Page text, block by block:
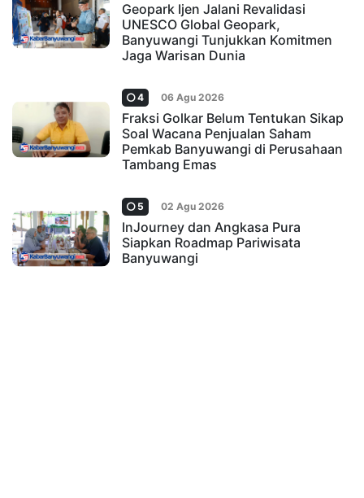
Geopark Ijen Jalani Revalidasi
UNESCO Global Geopark,
Banyuwangi Tunjukkan Komitmen
Jaga Warisan Dunia
4 06 Agu 2026
Fraksi Golkar Belum Tentukan Sikap
Soal Wacana Penjualan Saham
Pemkab Banyuwangi di Perusahaan
Tambang Emas
5 02 Agu 2026
InJourney dan Angkasa Pura
Siapkan Roadmap Pariwisata
Banyuwangi